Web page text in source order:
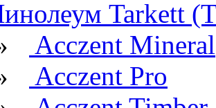
Tarkett
Acczent Mineral
Acczent Pro